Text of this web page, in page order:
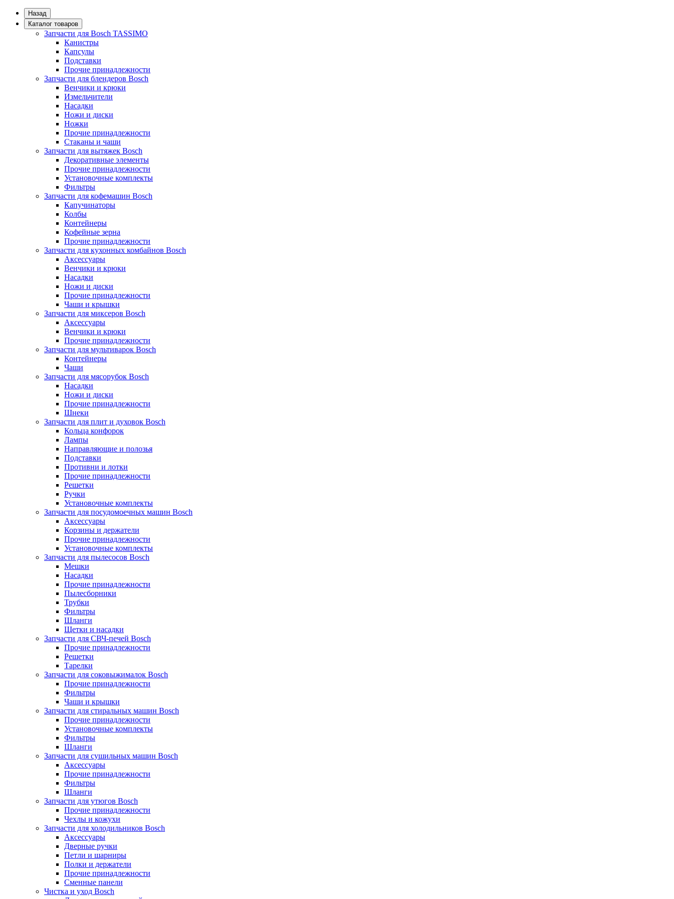
Назад
Каталог товаров
Запчасти для Bosch TASSIMO
Канистры
Капсулы
Подставки
Прочие принадлежности
Запчасти для блендеров Bosch
Венчики и крюки
Измельчители
Насадки
Ножи и диски
Ножки
Прочие принадлежности
Стаканы и чаши
Запчасти для вытяжек Bosch
Декоративные элементы
Прочие принадлежности
Установочные комплекты
Фильтры
Запчасти для кофемашин Bosch
Капучинаторы
Колбы
Контейнеры
Кофейные зерна
Прочие принадлежности
Запчасти для кухонных комбайнов Bosch
Аксессуары
Венчики и крюки
Насадки
Ножи и диски
Прочие принадлежности
Чаши и крышки
Запчасти для миксеров Bosch
Аксессуары
Венчики и крюки
Прочие принадлежности
Запчасти для мультиварок Bosch
Контейнеры
Чаши
Запчасти для мясорубок Bosch
Насадки
Ножи и диски
Прочие принадлежности
Шнеки
Запчасти для плит и духовок Bosch
Кольца конфорок
Лампы
Направляющие и полозья
Подставки
Противни и лотки
Прочие принадлежности
Решетки
Ручки
Установочные комплекты
Запчасти для посудомоечных машин Bosch
Аксессуары
Корзины и держатели
Прочие принадлежности
Установочные комплекты
Запчасти для пылесосов Bosch
Мешки
Насадки
Прочие принадлежности
Пылесборники
Трубки
Фильтры
Шланги
Щетки и насадки
Запчасти для СВЧ-печей Bosch
Прочие принадлежности
Решетки
Тарелки
Запчасти для соковыжималок Bosch
Прочие принадлежности
Фильтры
Чаши и крышки
Запчасти для стиральных машин Bosch
Прочие принадлежности
Установочные комплекты
Фильтры
Шланги
Запчасти для сушильных машин Bosch
Аксессуары
Прочие принадлежности
Фильтры
Шланги
Запчасти для утюгов Bosch
Прочие принадлежности
Чехлы и кожухи
Запчасти для холодильников Bosch
Аксессуары
Дверные ручки
Петли и шарниры
Полки и держатели
Прочие принадлежности
Сменные панели
Чистка и уход Bosch